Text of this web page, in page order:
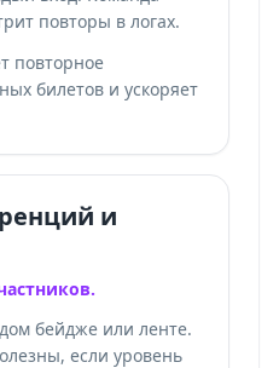
повторы в логах.
повторное
билетов и ускоряет
и
бейдже или ленте.
если уровень